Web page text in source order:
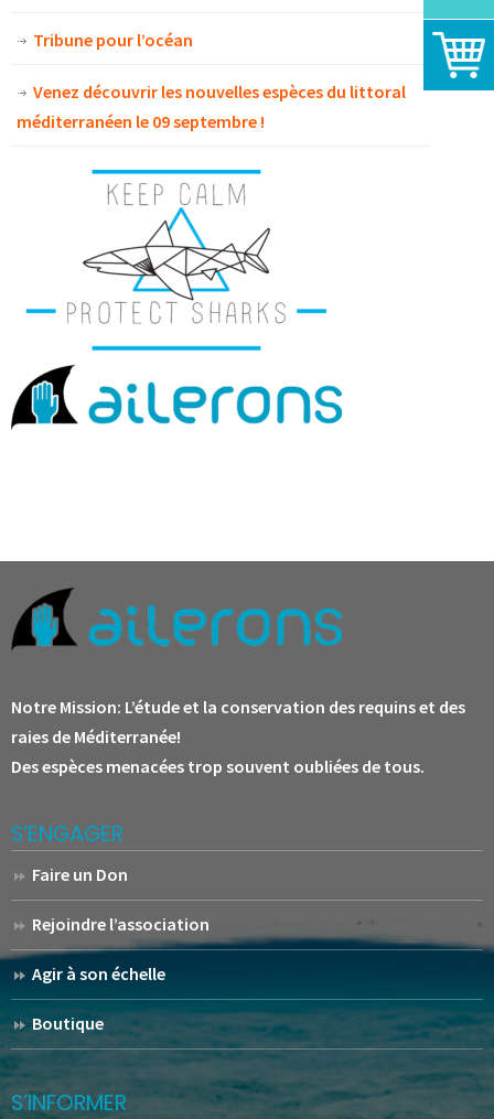
Tribune pour l’océan
Venez découvrir les nouvelles espèces du littoral
méditerranéen le 09 septembre !
Notre Mission: L’étude et la conservation des requins et des
raies de Méditerranée!
Des espèces menacées trop souvent oubliées de tous.
S’ENGAGER
Faire un Don
Rejoindre l’association
Agir à son échelle
Boutique
S’INFORMER